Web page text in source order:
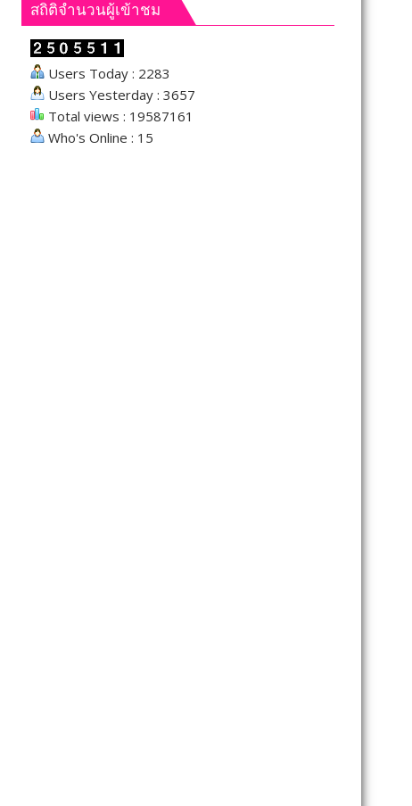
สถิติจำนวนผู้เข้าชม
Users Today : 2283
Users Yesterday : 3657
Total views : 19587161
Who's Online : 15